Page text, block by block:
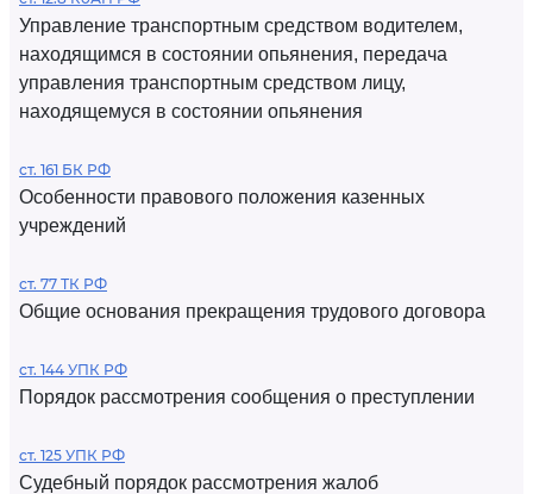
Управление транспортным средством водителем,
находящимся в состоянии опьянения, передача
управления транспортным средством лицу,
находящемуся в состоянии опьянения
ст. 161 БК РФ
Особенности правового положения казенных
учреждений
ст. 77 ТК РФ
Общие основания прекращения трудового договора
ст. 144 УПК РФ
Порядок рассмотрения сообщения о преступлении
ст. 125 УПК РФ
Судебный порядок рассмотрения жалоб